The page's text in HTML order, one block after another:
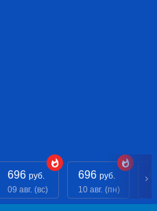
696 руб.
09 авг. (вс)
696 руб.
10 авг. (пн)